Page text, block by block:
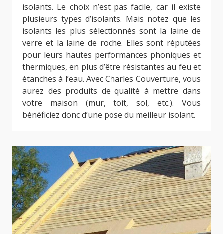
isolants. Le choix n’est pas facile, car il existe
plusieurs types d’isolants. Mais notez que les
isolants les plus sélectionnés sont la laine de
verre et la laine de roche. Elles sont réputées
pour leurs hautes performances phoniques et
thermiques, en plus d’être résistantes au feu et
étanches à l’eau. Avec Charles Couverture, vous
aurez des produits de qualité à mettre dans
votre maison (mur, toit, sol, etc.). Vous
bénéficiez donc d’une pose du meilleur isolant.